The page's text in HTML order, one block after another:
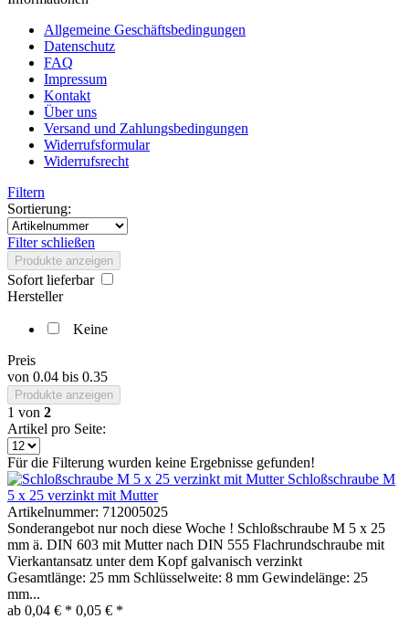
Allgemeine Geschäftsbedingungen
Datenschutz
FAQ
Impressum
Kontakt
Über uns
Versand und Zahlungsbedingungen
Widerrufsformular
Widerrufsrecht
Filtern
Sortierung:
Filter schließen
Produkte anzeigen
Sofort lieferbar
Hersteller
Keine
Preis
von 0.04 bis 0.35
Produkte anzeigen
1 von 2
Artikel pro Seite:
Für die Filterung wurden keine Ergebnisse gefunden!
Schloßschraube M
5 x 25 verzinkt mit Mutter
Artikelnummer: 712005025
Sonderangebot nur noch diese Woche ! Schloßschraube M 5 x 25
mm ä. DIN 603 mit Mutter nach DIN 555 Flachrundschraube mit
Vierkantansatz unter dem Kopf galvanisch verzinkt
Gesamtlänge: 25 mm Schlüsselweite: 8 mm Gewindelänge: 25
mm...
ab 0,04 € * 0,05 € *